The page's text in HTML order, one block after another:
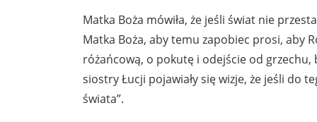
Matka Boża mówiła, że jeśli świat nie
Matka Boża, aby temu zapobiec prosi, aby
różańcową, o pokutę i odejście od
siostry Łucji pojawiały się wizje, że jeśli do
świata”.